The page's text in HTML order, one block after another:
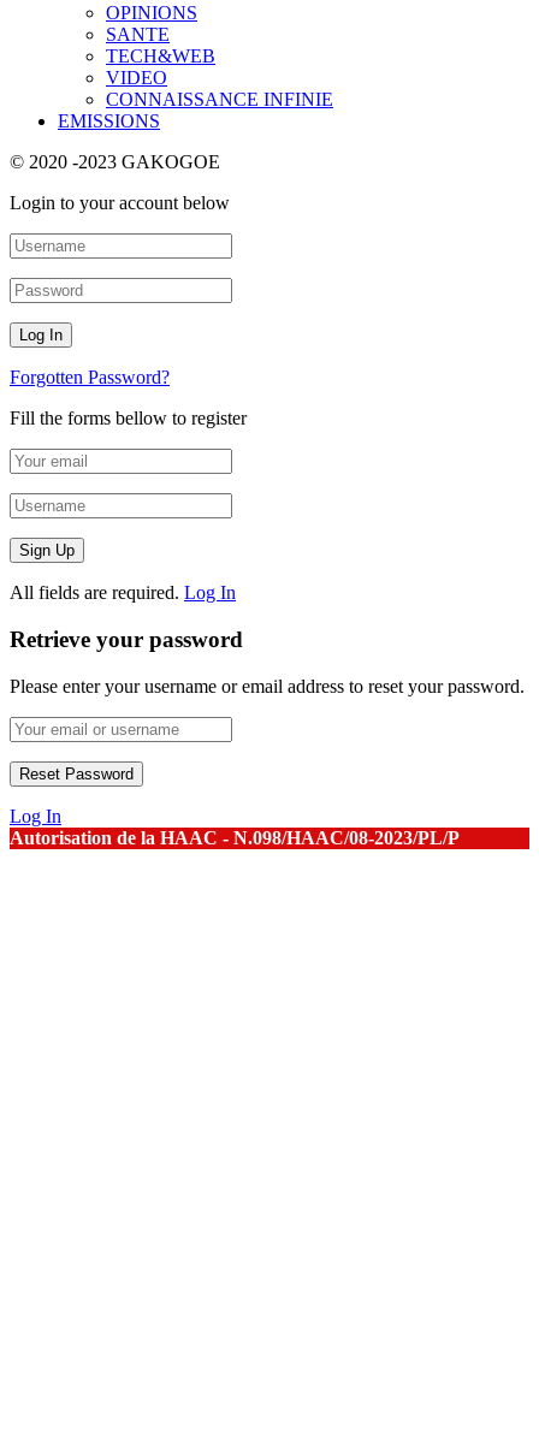
OPINIONS
SANTE
TECH&WEB
VIDEO
CONNAISSANCE INFINIE
EMISSIONS
© 2020 -2023 GAKOGOE
Login to your account below
Forgotten Password?
Fill the forms bellow to register
All fields are required. Log In
Retrieve your password
Please enter your username or email address to reset your password.
Log In
Autorisation de la HAAC - N.098/HAAC/08-2023/PL/P